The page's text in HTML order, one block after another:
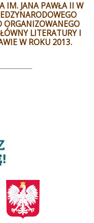
IM. JANA PAWŁA II W
ORGANIZOWANEGO
LITERATURY I
W ROKU 2013.